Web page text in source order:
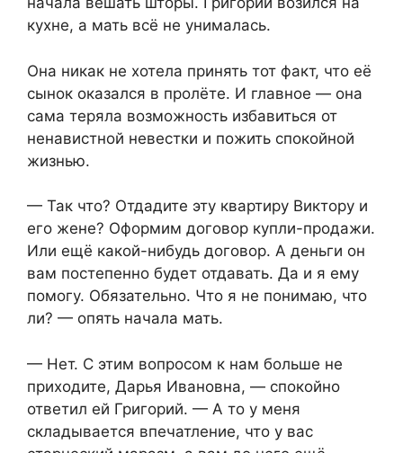
кухне, а мать всё не унималась.
Она никак не хотела принять тот факт, что её
сынок оказался в пролёте. И главное — она
сама теряла возможность избавиться от
ненавистной невестки и пожить спокойной
жизнью.
— Так что? Отдадите эту квартиру Виктору и
его жене? Оформим договор купли-продажи.
Или ещё какой-нибудь договор. А деньги он
вам постепенно будет отдавать. Да и я ему
помогу. Обязательно. Что я не понимаю, что
ли? — опять начала мать.
— Нет. С этим вопросом к нам больше не
приходите, Дарья Ивановна, — спокойно
ответил ей Григорий. — А то у меня
складывается впечатление, что у вас